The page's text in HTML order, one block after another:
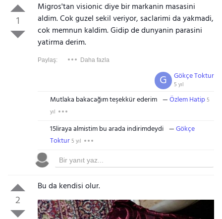
1
Migros'tan visionic diye bir markanin masasini
aldim. Cok guzel sekil veriyor, saclarimi da yakmadi,
cok memnun kaldim. Gidip de dunyanin parasini
yatirma derim.
Paylaş: Daha fazla
Gökçe Toktur
5 yıl
G
Mutlaka bakacağım teşekkür ederim Özlem Hatip5
yıl
15liraya almistim bu arada indirimdeydi
Gökçe
Toktur5 yıl
2
Bu da kendisi olur.